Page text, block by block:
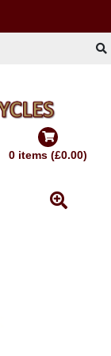
0 items (£0.00)